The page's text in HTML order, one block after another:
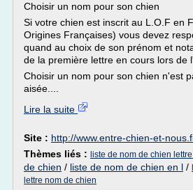
Choisir un nom pour son chien
Si votre chien est inscrit au L.O.F en
Origines Françaises) vous devez
quand au choix de son prénom et
de la première lettre en cours lors de
Choisir un nom pour son chien n'est
aisée....
Lire la suite
Site : http://www.entre-chien-et-
Thèmes liés : liste de nom de chien lettre l
de chien / liste de nom de chien en l /
lettre nom de chien